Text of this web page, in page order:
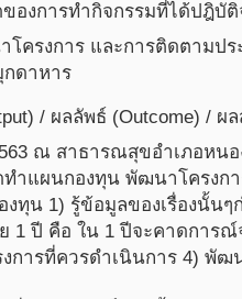
ของการทำกิจกรรมที่ได้ปฎิบัติ
ครงการ และการติดตามปร
ดาหาร
/ ผลลัพธ์ (Outcome) /
ณ สาธารณสุขอำเภอหนอ
ำแผนกองทุน พัฒนาโครงก
งทุน 1) รู้ข้อมูลของเรื่องนั้น
1 ปี คือ ใน 1 ปีจะคาดการ
การที่ควรดำเนินการ 4) พัฒ